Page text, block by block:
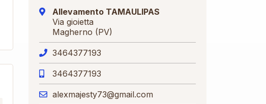
Allevamento TAMAULIPAS
Via gioietta
Magherno (PV)
3464377193
3464377193
alexmajesty73@gmail.com